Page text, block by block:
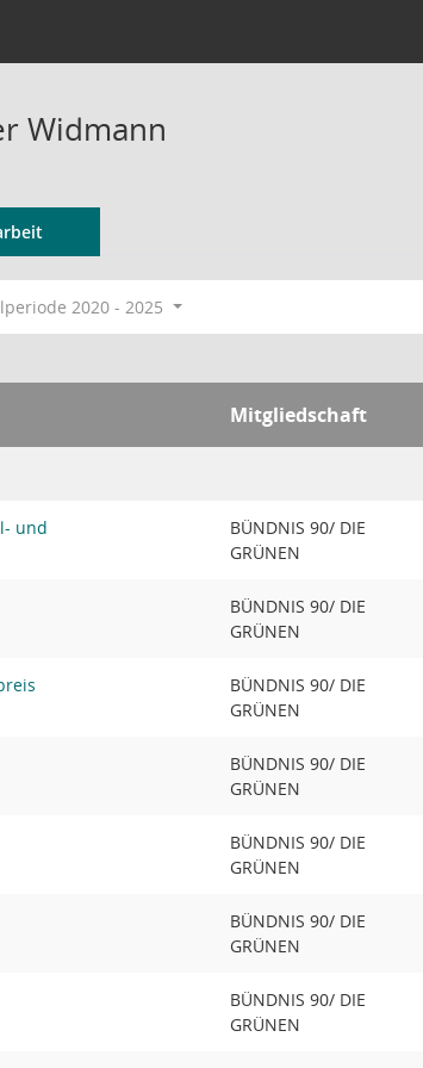
Widmann
2020 - 2025
Mitgliedschaft
und
BÜNDNIS 90/ DIE
GRÜNEN
BÜNDNIS 90/ DIE
GRÜNEN
BÜNDNIS 90/ DIE
GRÜNEN
BÜNDNIS 90/ DIE
GRÜNEN
BÜNDNIS 90/ DIE
GRÜNEN
BÜNDNIS 90/ DIE
GRÜNEN
BÜNDNIS 90/ DIE
GRÜNEN